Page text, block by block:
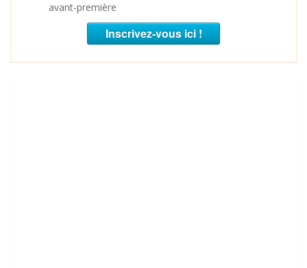
avant-première
Inscrivez-vous ici !